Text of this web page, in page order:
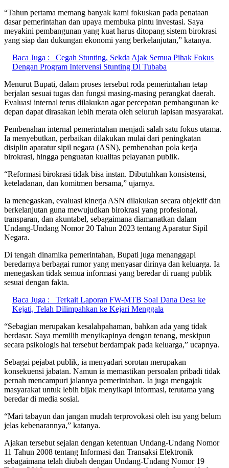
“Tahun pertama memang banyak kami fokuskan pada penataan
dasar pemerintahan dan upaya membuka pintu investasi. Saya
meyakini pembangunan yang kuat harus ditopang sistem birokrasi
yang siap dan dukungan ekonomi yang berkelanjutan,” katanya.
Baca Juga :
Cegah Stunting, Sekda Ajak Semua Pihak Fokus
Dengan Program Intervensi Stunting Di Tubaba
Menurut Bupati, dalam proses tersebut roda pemerintahan tetap
berjalan sesuai tugas dan fungsi masing-masing perangkat daerah.
Evaluasi internal terus dilakukan agar percepatan pembangunan ke
depan dapat dirasakan lebih merata oleh seluruh lapisan masyarakat.
Pembenahan internal pemerintahan menjadi salah satu fokus utama.
Ia menyebutkan, perbaikan dilakukan mulai dari peningkatan
disiplin aparatur sipil negara (ASN), pembenahan pola kerja
birokrasi, hingga penguatan kualitas pelayanan publik.
“Reformasi birokrasi tidak bisa instan. Dibutuhkan konsistensi,
keteladanan, dan komitmen bersama,” ujarnya.
Ia menegaskan, evaluasi kinerja ASN dilakukan secara objektif dan
berkelanjutan guna mewujudkan birokrasi yang profesional,
transparan, dan akuntabel, sebagaimana diamanatkan dalam
Undang-Undang Nomor 20 Tahun 2023 tentang Aparatur Sipil
Negara.
Di tengah dinamika pemerintahan, Bupati juga menanggapi
beredarnya berbagai rumor yang menyasar dirinya dan keluarga. Ia
menegaskan tidak semua informasi yang beredar di ruang publik
sesuai dengan fakta.
Baca Juga :
Terkait Laporan FW-MTB Soal Dana Desa ke
Kejati, Telah Dilimpahkan ke Kejari Menggala
“Sebagian merupakan kesalahpahaman, bahkan ada yang tidak
berdasar. Saya memilih menyikapinya dengan tenang, meskipun
secara psikologis hal tersebut berdampak pada keluarga,” ucapnya.
Sebagai pejabat publik, ia menyadari sorotan merupakan
konsekuensi jabatan. Namun ia memastikan persoalan pribadi tidak
pernah mencampuri jalannya pemerintahan. Ia juga mengajak
masyarakat untuk lebih bijak menyikapi informasi, terutama yang
beredar di media sosial.
“Mari tabayun dan jangan mudah terprovokasi oleh isu yang belum
jelas kebenarannya,” katanya.
Ajakan tersebut sejalan dengan ketentuan Undang-Undang Nomor
11 Tahun 2008 tentang Informasi dan Transaksi Elektronik
sebagaimana telah diubah dengan Undang-Undang Nomor 19